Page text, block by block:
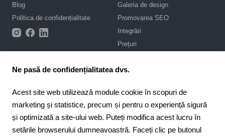
Blog
Politica de confidențialitate
Galeria de design
Promovarea SEO
Integrări
Prețuri
Asistență
Scrie-ne în chat
Contract public
Pentru parteneri
Ne pasă de confidențialitatea dvs.
Acest site web utilizează module cookie în scopuri de
marketing și statistice, precum și pentru o experiență sigură
și optimizată a site-ului web. Puteți modifica acest lucru în
setările browserului dumneavoastră. Faceți clic pe butonul